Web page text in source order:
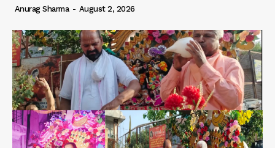
Anurag Sharma - August 2, 2026